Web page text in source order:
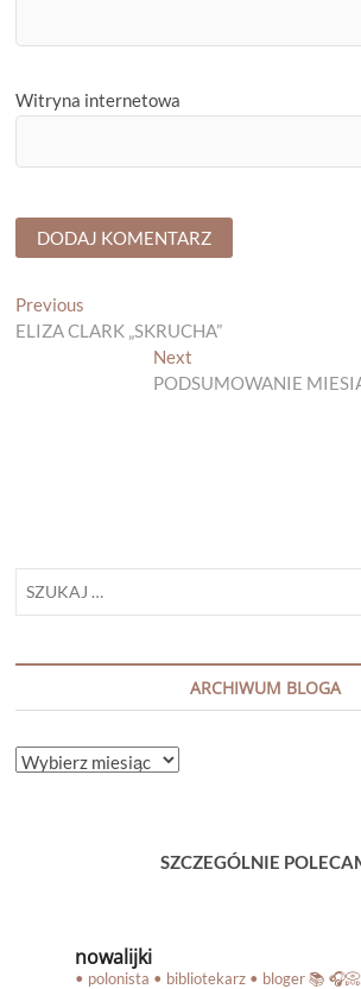
Witryna internetowa
Nawigacja
wpisu
Previous
post:
ELIZA CLARK „SKRUCHA”
NextNext
post:
PODSUMOWANIE
ARCHIWUM BLOGA
ARCHIWUM
SZCZEGÓLNIE
nowalijki
• polonista • bibliotekarz • bloger📚